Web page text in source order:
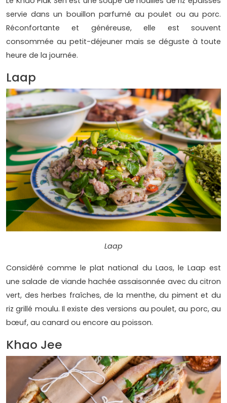
servie dans un bouillon parfumé au poulet ou au porc.
Réconfortante et généreuse, elle est souvent
consommée au petit-déjeuner mais se déguste à toute
heure de la journée.
Laap
Laap
Considéré comme le plat national du Laos, le Laap est
une salade de viande hachée assaisonnée avec du citron
vert, des herbes fraîches, de la menthe, du piment et du
riz grillé moulu. Il existe des versions au poulet, au porc, au
bœuf, au canard ou encore au poisson.
Khao Jee